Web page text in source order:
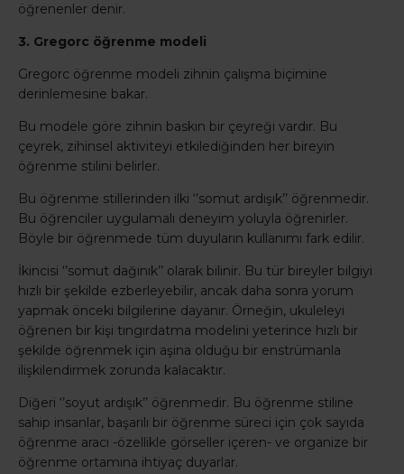
öğrenenler denir.
3. Gregorc öğrenme modeli
Gregorc öğrenme modeli zihnin çalışma biçimine
derinlemesine bakar.
Bu modele göre zihnin baskın bir çeyreği vardır. Bu
çeyrek, zihinsel aktiviteyi etkilediğinden her bireyin
öğrenme stilini belirler.
Bu öğrenme stillerinden ilki ‘’somut ardışık’’ öğrenmedir.
Bu öğrenciler uygulamalı deneyim yoluyla öğrenirler.
Böyle bir öğrenmede tüm duyuların kullanımı fark edilir.
İkincisi ‘’somut dağınık’’ olarak bilinir. Bu tür bireyler bilgiyi
hızlı bir şekilde ezberleyebilir, ancak daha sonra yorum
yapmak önceki bilgilerine dayanır. Örneğin, ukuleleyi
öğrenen bir kişi tıngırdatma modelini yeterince hızlı bir
şekilde öğrenmek için aşina olduğu bir enstrümanla
ilişkilendirmek zorunda kalacaktır.
Diğeri ‘’soyut ardışık’’ öğrenmedir. Bu öğrenme stiline
sahip insanlar, başarılı bir öğrenme süreci için çok sayıda
öğrenme aracı -özellikle görseller içeren- ve organize bir
öğrenme ortamına ihtiyaç duyarlar.